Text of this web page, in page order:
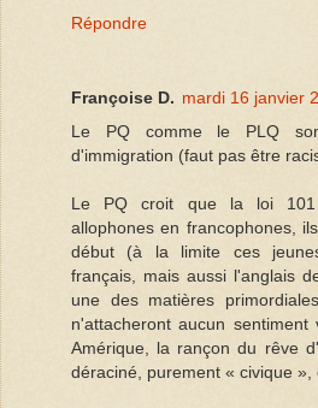
Répondre
Françoise D. mardi 16 janvier
Le PQ comme le PLQ
d'immigration (faut pas être
Le PQ croit que la loi
allophones en francophones,
début (à la limite ces
français, mais aussi l'anglais
une des matières
n'attacheront aucun
Amérique, la rançon du rêve
déraciné, purement « civique »,